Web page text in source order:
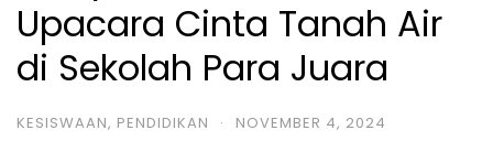
Upacara Cinta Tanah Air
di Sekolah Para Juara
KESISWAAN, PENDIDIKAN · NOVEMBER 4, 2024